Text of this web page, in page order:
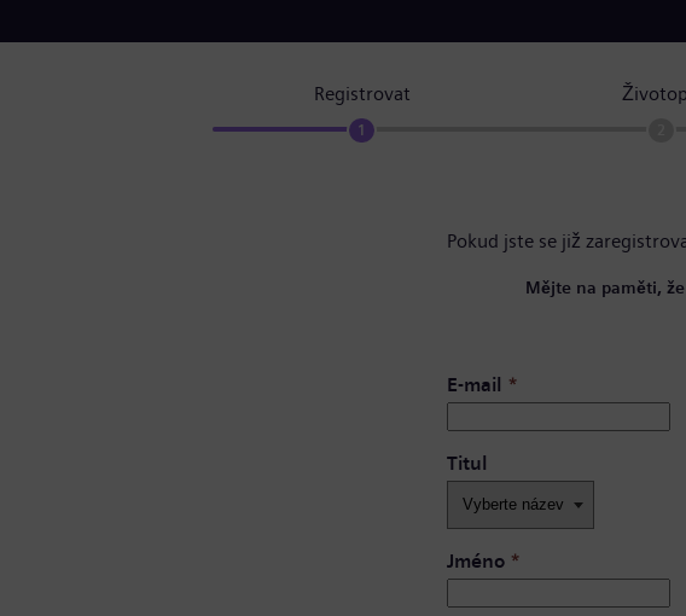
Registrovat
1
Pokud jste se již
Mějte na paměti,
E-mail *
Titul
Jméno *